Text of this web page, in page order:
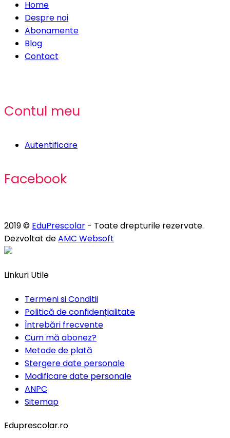
Home
Despre noi
Abonamente
Blog
Contact
Contul meu
Autentificare
Facebook
2019 © EduPrescolar - Toate drepturile rezervate.
Dezvoltat deAMC Websoft
Linkuri Utile
Termeni si Conditii
Politică de confidențialitate
Întrebări frecvente
Cum mă abonez?
Metode de plată
Stergere date personale
Modificare date personale
ANPC
Sitemap
Eduprescolar.ro